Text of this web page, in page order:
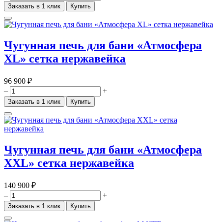
Заказать в 1 клик Купить
Чугунная печь для бани «Атмосфера
XL» сетка нержавейка
96 900 ₽
–
+
Заказать в 1 клик Купить
Чугунная печь для бани «Атмосфера
XXL» сетка нержавейка
140 900 ₽
–
+
Заказать в 1 клик Купить